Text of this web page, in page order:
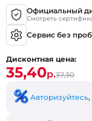
Официальный
Смотреть
Сервис без
Дисконтная цена:
35,40р.37,30
Авторизуйтесь